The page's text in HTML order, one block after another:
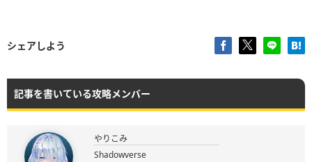
シェアしよう
記事を書いている攻略メンバー
やりこみ
Shadowverse